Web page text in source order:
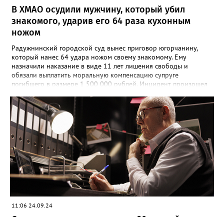
В ХМАО осудили мужчину, который убил
знакомого, ударив его 64 раза кухонным
ножом
Радужнинский городской суд вынес приговор югорчанину,
который нанес 64 удара ножом своему знакомому. Ему
назначили наказание в виде 11 лет лишения свободы и
обязали выплатить моральную компенсацию супруге
погибшего в размере 1 500 000 рублей. Инцидент произошел
своим знакомым в тамбуре жилого дома. Произошла потасовка
и югорчанин совершил убийство кухонным ножом. Он нанес
потерпевшему 64 удара по различным частям тела, которые
стали причиной смерти. Во время судебного заседания
югорчанин признал свою вину, но от дачи показаний
отказался.
11:06 24.09.24